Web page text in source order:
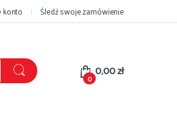
konto Śledź swoje zamówienie
0 0,00zł